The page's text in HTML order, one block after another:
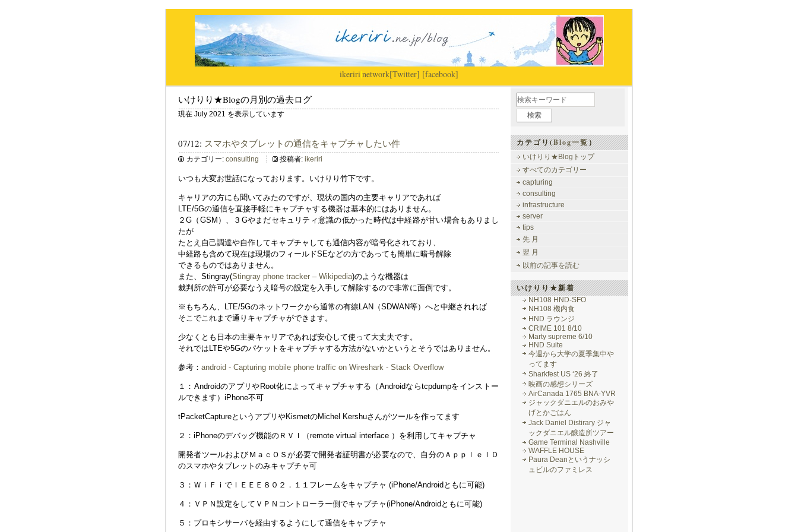
ikeriri|network[Twitter] [facebook]
いけりり★Blogの月別の過去ログ
現在 July 2021 を表示しています
07/12: スマホやタブレットの通信をキャプチャしたい件
カテゴリー: consulting 投稿者: ikeriri
いつも大変お世話になっております。いけりり竹下です。
キャリアの方にも聞いてみたのですが、現状の国内の主要キャリアであれば
LTE/5Gの通信を直接手軽にキャプチャする機器は基本的にはありません。
２G（GSM）、３Gやまだセキュリティ意識の低かった時代は中経路が甘い場合もありまし
たが
たとえ自己調達や自作してキャプチャしても通信内容が暗号化されており、
中経路も含めて現在は現場のフィールドSEなどの方であっても簡単に暗号解除
できるものではありません。
また、Stingray(Stingray phone tracker – Wikipedia)のような機器は
裁判所の許可が必要なうえ暗号の設定を入手して解除するので非常に面倒です。
※もちろん、LTE/5Gのネットワークから通常の有線LAN（SDWAN等）へと中継されれば
そこでこれまで通りキャプチャができます。
少なくとも日本の主要キャリアであれば安心して使って大丈夫です。
それではLTEや5Gのパケットをキャプチャする方法がないかというとそうではありません。
参考： android - Capturing mobile phone traffic on Wireshark - Stack Overflow
１：AndroidのアプリやRoot化によってキャプチャする（Androidならtcpdumpをインストー
ルできます）iPhone不可
tPacketCaptureというアプリやKismetのMichel Kershuさんがツールを作ってます
２：iPhoneのデバッグ機能のＲＶＩ（remote virtual interface ）を利用してキャプチャ
開発者ツールおよびＭａｃＯＳが必要で開発者証明書が必要なので、自分のＡｐｐｌｅＩＤ
のスマホやタブレットのみキャプチャ可
３：ＷｉＦｉでＩＥＥＥ８０２．１１フレームをキャプチャ (iPhone/Androidともに可能)
４：ＶＰＮ設定をしてＶＰＮコントローラー側でキャプチャ(iPhone/Androidともに可能)
５：プロキシサーバを経由するようにして通信をキャプチャ
カテゴリ(Blog一覧）
いけりり★Blogトップ
すべてのカテゴリー
capturing
consulting
infrastructure
server
tips
先 月
翌 月
以前の記事を読む
いけりり★新着
NH108 HND-SFO
NH108 機内食
HND ラウンジ
CRIME 101 8/10
Marty supreme 6/10
HND Suite
今週から大学の夏季集中や
ってます
Sharkfest US ‘26 終了
映画の感想シリーズ
AirCanada 1765 BNA-YVR
ジャックダニエルのおみや
げとかごはん
Jack Daniel Distirary ジャ
ックダニエル醸造所ツアー
Game Terminal Nashville
WAFFLE HOUSE
Paura Deanというナッシ
ュビルのファミレス